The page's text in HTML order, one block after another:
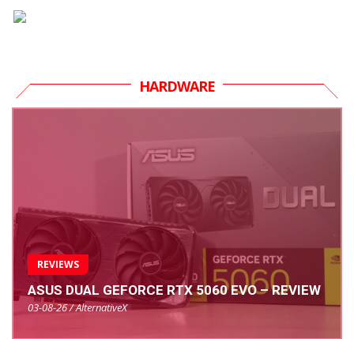
HARDWARE
REVIEWS
ASUS DUAL GEFORCE RTX 5060 EVO – REVIEW
03-08-26 / AlternativeX